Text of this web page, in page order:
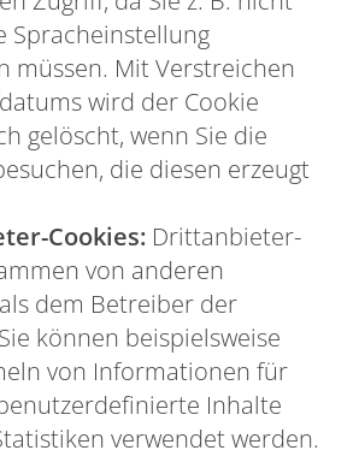
Spracheinstellung
müssen. Mit Verstreichen
wird der Cookie
gelöscht, wenn Sie die
die diesen erzeugt
Cookies: Drittanbieter-
von anderen
dem Betreiber der
können beispielsweise
von Informationen für
Inhalte
verwendet werden.